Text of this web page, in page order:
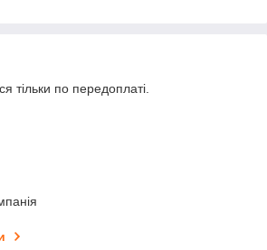
тільки по передоплаті.